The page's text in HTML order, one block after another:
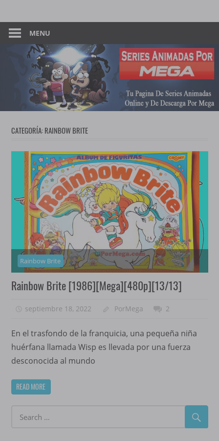
content
Series
Animadas
–
Por
Mega
Pagina
De
Descarga
Mega
MENU
CATEGORÍA:RAINBOW BRITE
Rainbow Brite
Rainbow Brite [1986][Mega][480p][13/13]
septiembre 18, 2022 PorMega 2
En el trasfondo de la franquicia, una pequeña niña
huérfana llamada Wisp es llevada por una fuerza
desconocida al mundo
READ MORE